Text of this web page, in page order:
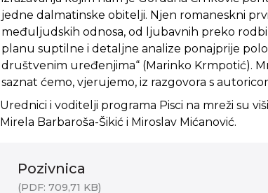
jedne dalmatinske obitelji. Njen romaneskni
međuljudskih odnosa, od ljubavnih preko
planu suptilne i detaljne analize ponajprije
društvenim uređenjima“ (Marinko Krmpotić).
saznat ćemo, vjerujemo, iz razgovora s
Urednici i voditelji programa Pisci na mreži su
Mirela Barbaroša-Šikić i Miroslav Mićanović.
Pozivnica
(PDF: 709,71 KB)